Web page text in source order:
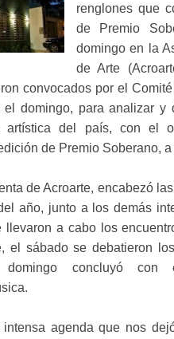
renglones que
de Premio
domingo en la
de Arte
convocados por el
domingo, para analizar y
artística del país, con el
de Premio Soberano,
de Acroarte, encabezó
año, junto a los demás
a cabo los
el sábado se debatieron
concluyó con
agenda que nos